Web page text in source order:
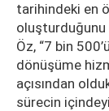
tarihindeki en
oluşturduğunu
Öz, “7 bin
dönüşüme
açısından
sürecin